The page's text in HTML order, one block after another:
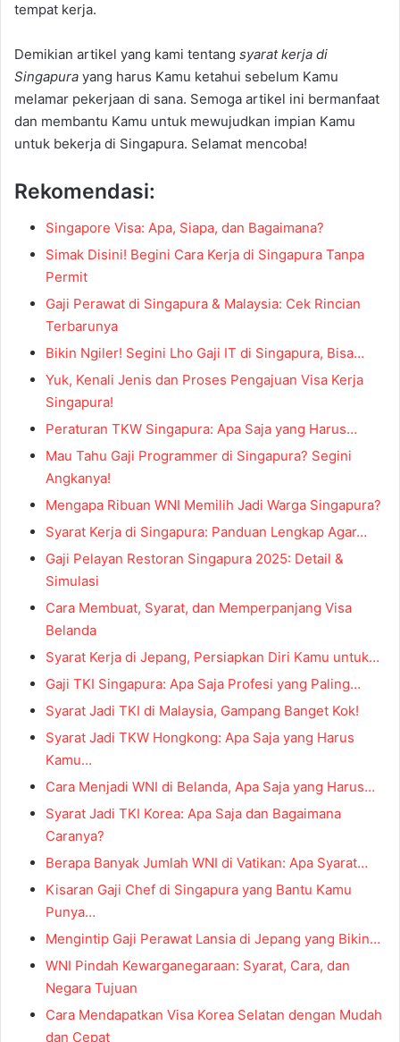
tempat kerja.
Demikian artikel yang kami tentang syarat kerja di
Singapura yang harus Kamu ketahui sebelum Kamu
melamar pekerjaan di sana. Semoga artikel ini bermanfaat
dan membantu Kamu untuk mewujudkan impian Kamu
untuk bekerja di Singapura. Selamat mencoba!
Rekomendasi:
Singapore Visa: Apa, Siapa, dan Bagaimana?
Simak Disini! Begini Cara Kerja di Singapura Tanpa
Permit
Gaji Perawat di Singapura & Malaysia: Cek Rincian
Terbarunya
Bikin Ngiler! Segini Lho Gaji IT di Singapura, Bisa…
Yuk, Kenali Jenis dan Proses Pengajuan Visa Kerja
Singapura!
Peraturan TKW Singapura: Apa Saja yang Harus…
Mau Tahu Gaji Programmer di Singapura? Segini
Angkanya!
Mengapa Ribuan WNI Memilih Jadi Warga Singapura?
Syarat Kerja di Singapura: Panduan Lengkap Agar…
Gaji Pelayan Restoran Singapura 2025: Detail &
Simulasi
Cara Membuat, Syarat, dan Memperpanjang Visa
Belanda
Syarat Kerja di Jepang, Persiapkan Diri Kamu untuk…
Gaji TKI Singapura: Apa Saja Profesi yang Paling…
Syarat Jadi TKI di Malaysia, Gampang Banget Kok!
Syarat Jadi TKW Hongkong: Apa Saja yang Harus
Kamu…
Cara Menjadi WNI di Belanda, Apa Saja yang Harus…
Syarat Jadi TKI Korea: Apa Saja dan Bagaimana
Caranya?
Berapa Banyak Jumlah WNI di Vatikan: Apa Syarat…
Kisaran Gaji Chef di Singapura yang Bantu Kamu
Punya…
Mengintip Gaji Perawat Lansia di Jepang yang Bikin…
WNI Pindah Kewarganegaraan: Syarat, Cara, dan
Negara Tujuan
Cara Mendapatkan Visa Korea Selatan dengan Mudah
dan Cepat